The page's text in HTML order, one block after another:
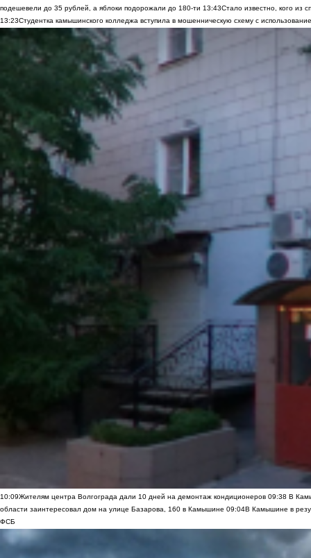
подешевели до 35 рублей, а яблоки подорожали до 180-ти 13:43Стало известно, кого из
13:23Студентка камышинского колледжа вступила в мошенническую схему с
10:09Жителям центра Волгограда дали 10 дней на демонтаж кондиционеров 09:38 В
области заинтересовал дом на улице Базарова, 160 в Камышине 09:04В Камышине в
ФСБ